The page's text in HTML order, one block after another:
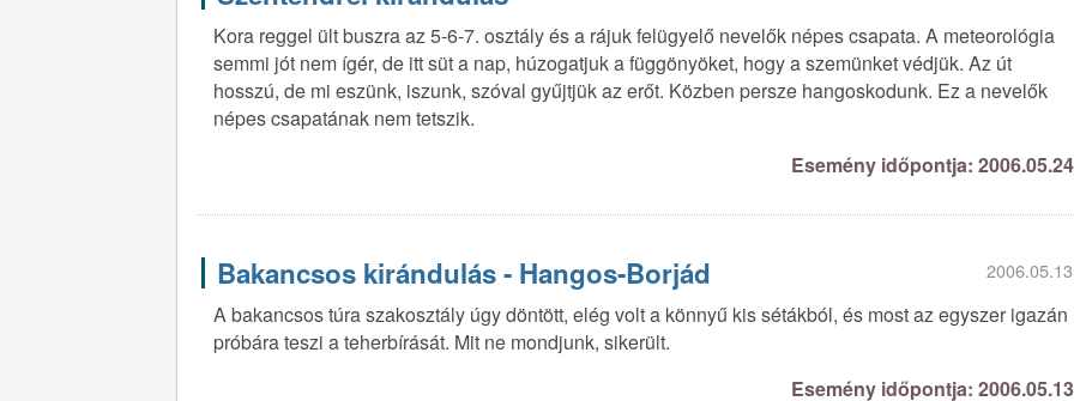
Kora reggel ült buszra az 5-6-7. osztály és a rájuk felügyelő nevelők népes csapata. A meteorológia
semmi jót nem ígér, de itt süt a nap, húzogatjuk a függönyöket, hogy a szemünket védjük. Az út
hosszú, de mi eszünk, iszunk, szóval gyűjtjük az erőt. Közben persze hangoskodunk. Ez a nevelők
népes csapatának nem tetszik.
Esemény időpontja: 2006.05.24
Bakancsos kirándulás - Hangos-Borjád
A bakancsos túra szakosztály úgy döntött, elég volt a könnyű kis sétákból, és most az egyszer igazán
próbára teszi a teherbírását. Mit ne mondjunk, sikerült.
Esemény időpontja: 2006.05.13